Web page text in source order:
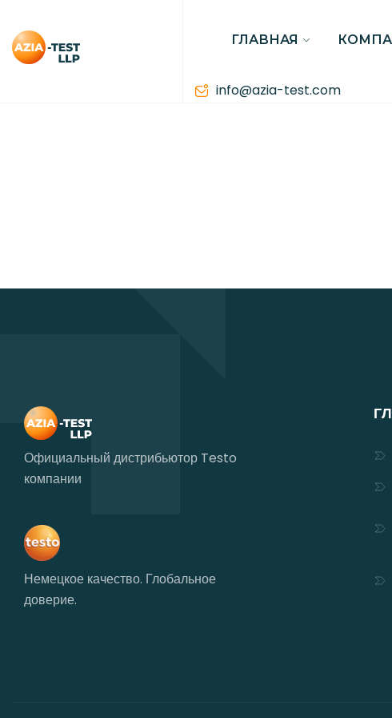
ГЛАВНАЯ
info@azia-test.com
Официальный дистрибьютор Testo
компании
Немецкое качество. Глобальное
доверие.